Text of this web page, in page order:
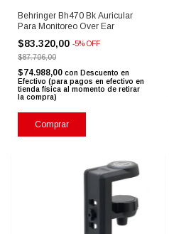
Behringer Bh470 Bk Auricular
Para Monitoreo Over Ear
$83.320,00 -5% OFF
$87.706,00
$74.988,00 con Descuento en
Efectivo (para pagos en efectivo en
tienda física al momento de retirar
la compra)
Comprar